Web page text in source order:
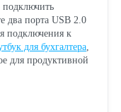
два порта USB 2.0
подключения к
для бухгалтера,
для продуктивной